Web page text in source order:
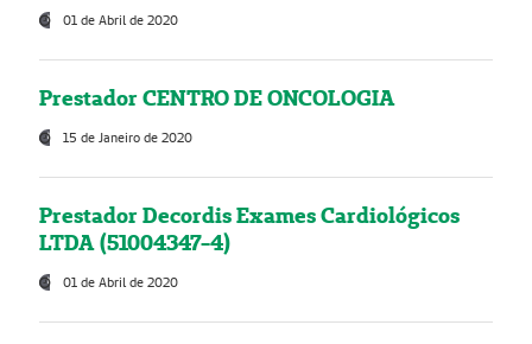
01 de Abril de 2020
Prestador CENTRO DE ONCOLOGIA
15 de Janeiro de 2020
Prestador Decordis Exames Cardiológicos
LTDA (51004347-4)
01 de Abril de 2020